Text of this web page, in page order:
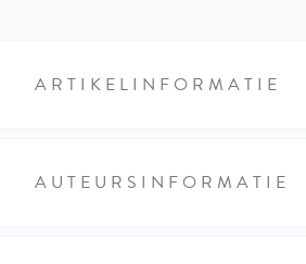
ARTIKELINFORMATIE
AUTEURSINFORMATIE